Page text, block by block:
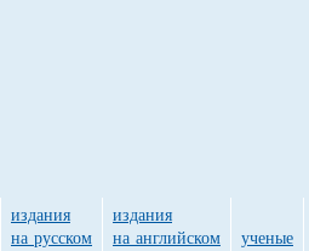
издания
на русском
издания
на английском
ученые